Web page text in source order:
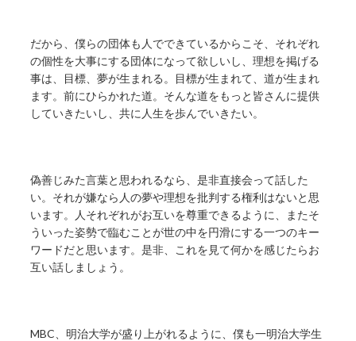
だから、僕らの団体も人でできているからこそ、それぞれ
の個性を大事にする団体になって欲しいし、理想を掲げる
事は、目標、夢が生まれる。目標が生まれて、道が生まれ
ます。前にひらかれた道。そんな道をもっと皆さんに提供
していきたいし、共に人生を歩んでいきたい。
偽善じみた言葉と思われるなら、是非直接会って話した
い。それが嫌なら人の夢や理想を批判する権利はないと思
います。人それぞれがお互いを尊重できるように、またそ
ういった姿勢で臨むことが世の中を円滑にする一つのキー
ワードだと思います。是非、これを見て何かを感じたらお
互い話しましょう。
MBC、明治大学が盛り上がれるように、僕も一明治大学生